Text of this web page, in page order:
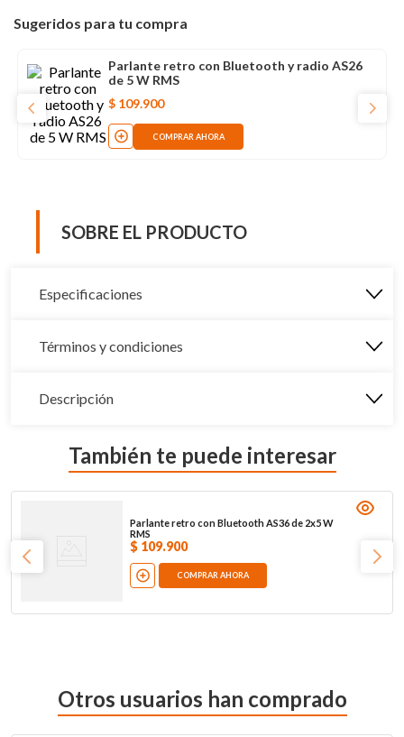
Sugeridos para tu compra
Parlante retro con Bluetooth y radio AS26
de 5 W RMS
$ 109.900
COMPRAR AHORA
SOBRE EL PRODUCTO
Especificaciones
Términos y condiciones
Descripción
También te puede interesar
Parlante retro con Bluetooth AS36 de 2x5 W
RMS
$ 109.900
COMPRAR AHORA
Otros usuarios han comprado